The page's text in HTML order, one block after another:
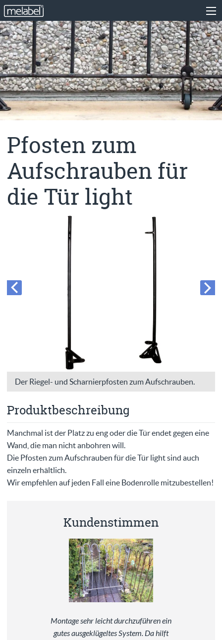
Pfosten zum
Aufschrauben für
die Tür light
Der Riegel- und Scharnierpfosten zum Aufschrauben.
Produktbeschreibung
Manchmal ist der Platz zu eng oder die Tür endet gegen eine
Wand, die man nicht anbohren will.
Die Pfosten zum Aufschrauben für die Tür light sind auch
einzeln erhältlich.
Wir empfehlen auf jeden Fall eine Bodenrolle mitzubestellen!
Kundenstimmen
Montage sehr leicht durchzuführen ein
gutes ausgeklügeltes System. Da hilft